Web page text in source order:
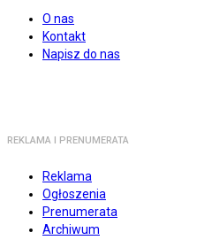
O nas
Kontakt
Napisz do nas
REKLAMA I PRENUMERATA
Reklama
Ogłoszenia
Prenumerata
Archiwum